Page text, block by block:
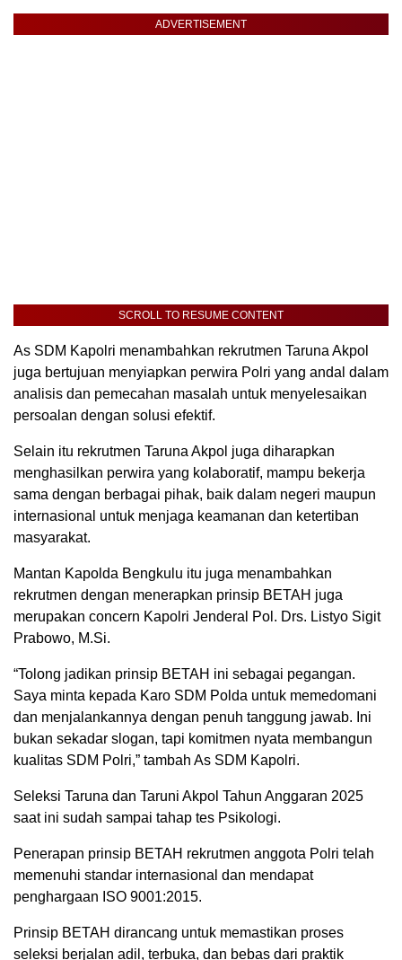
ADVERTISEMENT
SCROLL TO RESUME CONTENT
As SDM Kapolri menambahkan rekrutmen Taruna Akpol
juga bertujuan menyiapkan perwira Polri yang andal dalam
analisis dan pemecahan masalah untuk menyelesaikan
persoalan dengan solusi efektif.
Selain itu rekrutmen Taruna Akpol juga diharapkan
menghasilkan perwira yang kolaboratif, mampu bekerja
sama dengan berbagai pihak, baik dalam negeri maupun
internasional untuk menjaga keamanan dan ketertiban
masyarakat.
Mantan Kapolda Bengkulu itu juga menambahkan
rekrutmen dengan menerapkan prinsip BETAH juga
merupakan concern Kapolri Jenderal Pol. Drs. Listyo Sigit
Prabowo, M.Si.
“Tolong jadikan prinsip BETAH ini sebagai pegangan.
Saya minta kepada Karo SDM Polda untuk memedomani
dan menjalankannya dengan penuh tanggung jawab. Ini
bukan sekadar slogan, tapi komitmen nyata membangun
kualitas SDM Polri,” tambah As SDM Kapolri.
Seleksi Taruna dan Taruni Akpol Tahun Anggaran 2025
saat ini sudah sampai tahap tes Psikologi.
Penerapan prinsip BETAH rekrutmen anggota Polri telah
memenuhi standar internasional dan mendapat
penghargaan ISO 9001:2015.
Prinsip BETAH dirancang untuk memastikan proses
seleksi berjalan adil, terbuka, dan bebas dari praktik